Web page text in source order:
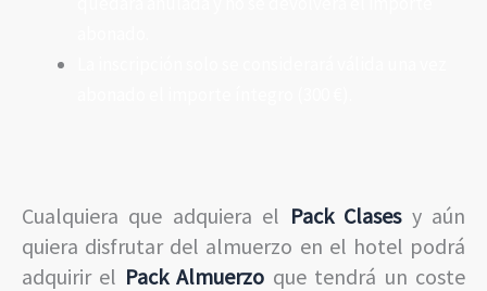
Cualquiera que adquiera el Pack Clasesy aún
quiera disfrutar del almuerzo en el hotel podrá
adquirir el Pack Almuerzo que tendrá un coste